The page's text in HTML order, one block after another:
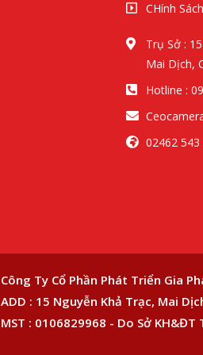
CHính
Trụ Sở :
Mai Dịch,
Hotline :
02462 543
Công Ty Cổ Phần Phát Triển Gia
ADD : 15 Nguyễn Khả Trạc, Mai
MST : 0106829968 - Do Sở